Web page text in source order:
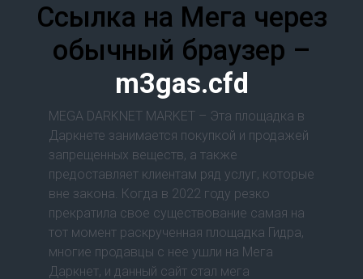
Ссылка на Мега через
обычный браузер –
m3gas.cfd
MEGA DARKNET MARKET – Эта площадка в
Даркнете занимается покупкой и продажей
запрещенных веществ, а также
предоставляет клиентам ряд услуг, которые
вне закона. Когда в 2022 году резко
прекратила свое существование самая на
тот момент раскрученная площадка Гидра,
многие продавцы с нее ушли на Мега
Даркнет, и данный сайт стал мега